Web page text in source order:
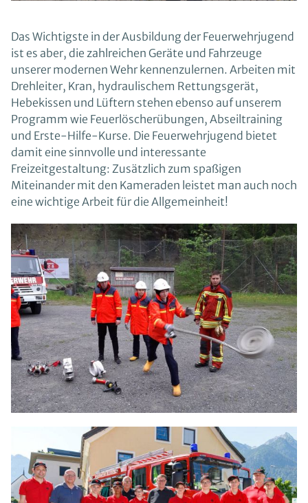
Das Wichtigste in der Ausbildung der Feuerwehrjugend
ist es aber, die zahlreichen Geräte und Fahrzeuge
unserer modernen Wehr kennenzulernen. Arbeiten mit
Drehleiter, Kran, hydraulischem Rettungsgerät,
Hebekissen und Lüftern stehen ebenso auf unserem
Programm wie Feuerlöscherübungen, Abseiltraining
und Erste-Hilfe-Kurse. Die Feuerwehrjugend bietet
damit eine sinnvolle und interessante
Freizeitgestaltung: Zusätzlich zum spaßigen
Miteinander mit den Kameraden leistet man auch noch
eine wichtige Arbeit für die Allgemeinheit!